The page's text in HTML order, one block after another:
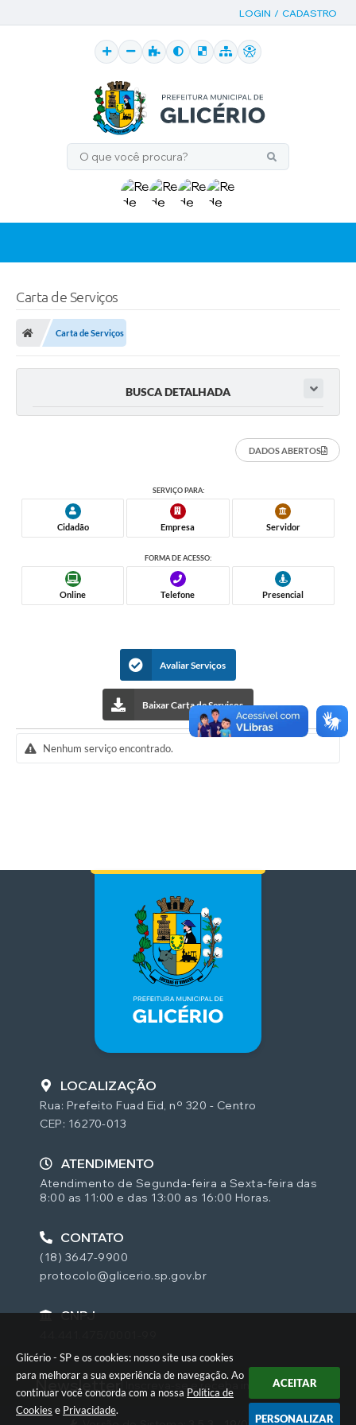
Glicério - SP e os cookies: nosso site usa cookies
para melhorar a sua experiência de navegação. Ao
continuar você concorda com a nossa Política de
Cookies e Privacidade.
ACEITAR
PERSONALIZAR
LOGIN / CADASTRO
Carta de Serviços
Carta de Serviços
BUSCA DETALHADA
DADOS ABERTOS
SERVIÇO PARA:
Cidadão Empresa Servidor
FORMA DE ACESSO:
Online Telefone Presencial
Avaliar Serviços
Baixar Carta de Serviços
Nenhum serviço encontrado.
LOCALIZAÇÃO
Rua: Prefeito Fuad Eid, nº 320 - Centro
CEP: 16270-013
CONTATO
(18) 3647-9900
protocolo@glicerio.sp.gov.br
ATENDIMENTO
Atendimento de Segunda-feira a Sexta-feira das
8:00 as 11:00 e das 13:00 as 16:00 Horas.
CNPJ
Newsletter| Inscreva-se e receba informativos